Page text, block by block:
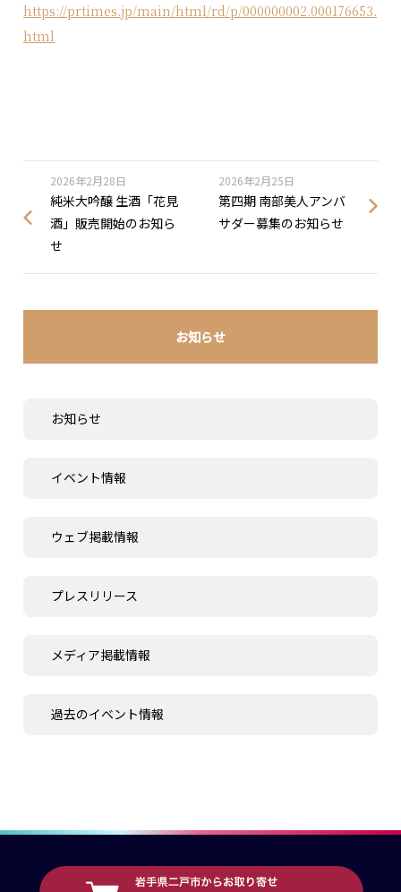
お知らせ
お知らせ
イベント情報
ウェブ掲載情報
プレスリリース
メディア掲載情報
過去のイベント情報
https://prtimes.jp/main/html/rd/p/000000002.000176653.
html
2026年2月28日
純米大吟醸 生酒「花見
酒」販売開始のお知ら
せ
2026年2月25日
第四期 南部美人アンバ
サダー募集のお知らせ